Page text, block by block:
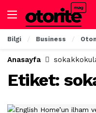
Bilgi Business
Anasayfa
Etiket: